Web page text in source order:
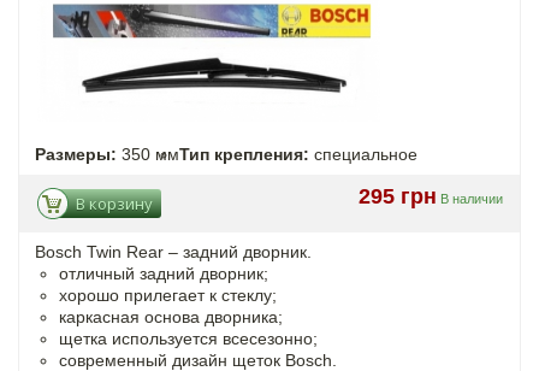
Размеры: 350 ммТип крепления: специальное
295 грн В наличии
В корзину
Bosch Twin Rear – задний дворник.
отличный задний дворник;
хорошо прилегает к стеклу;
каркасная основа дворника;
щетка используется всесезонно;
современный дизайн щеток Bosch.